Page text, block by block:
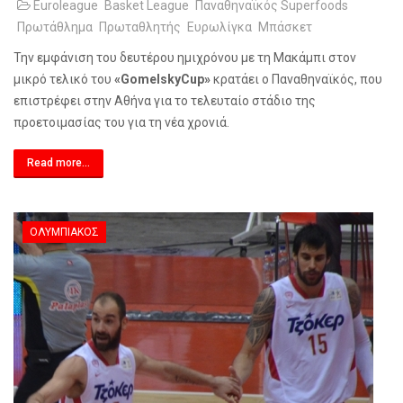
Euroleague Basket League
Παναθηναϊκός Superfoods
Πρωτάθλημα
Πρωταθλητής Ευρωλίγκα Μπάσκετ
Την εμφάνιση του δευτέρου ημιχρόνου με τη Μακάμπι στον
μικρό τελικό του «GomelskyCup»κρατάει ο Παναθηναϊκός, που
επιστρέφει στην Αθήνα για το τελευταίο στάδιο της
προετοιμασίας του για τη νέα χρονιά.
Read more...
ΟΛΥΜΠΙΑΚΌΣ